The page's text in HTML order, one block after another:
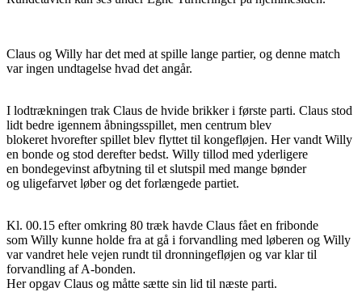
Claus og Willy har det med at spille lange partier, og denne match
var ingen undtagelse hvad det angår.
I lodtrækningen trak Claus de hvide brikker i første parti. Claus stod
lidt bedre igennem åbningsspillet, men centrum blev
blokeret hvorefter spillet blev flyttet til kongefløjen. Her vandt Willy
en bonde og stod derefter bedst. Willy tillod med yderligere
en bondegevinst afbytning til et slutspil med mange bønder
og uligefarvet løber og det forlængede partiet.
Kl. 00.15 efter omkring 80 træk havde Claus fået en fribonde
som Willy kunne holde fra at gå i forvandling med løberen og Willy
var vandret hele vejen rundt til dronningefløjen og var klar til
forvandling af A-bonden.
Her opgav Claus og måtte sætte sin lid til næste parti.